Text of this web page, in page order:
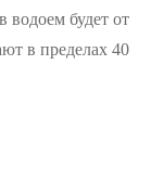
водоем будет от
в пределах 40